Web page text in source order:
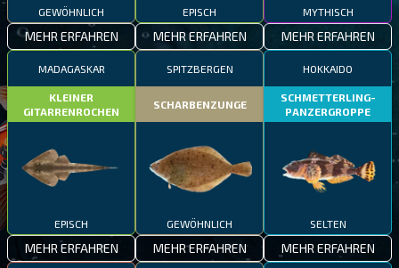
GEWÖHNLICH
MEHR ERFAHREN
EPISCH
MEHR ERFAHREN
MYTHISCH
MEHR ERFAHREN
MADAGASKAR
KLEINER
GITARRENROCHEN
EPISCH
MEHR ERFAHREN
SPITZBERGEN
SCHARBENZUNGE
GEWÖHNLICH
MEHR ERFAHREN
HOKKAIDO
SCHMETTERLING-
PANZERGROPPE
SELTEN
MEHR ERFAHREN